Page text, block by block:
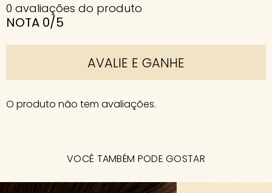
0 avaliações do produto
NOTA 0/5
AVALIE E GANHE
O produto não tem avaliações.
VOCÊ TAMBÉM PODE GOSTAR